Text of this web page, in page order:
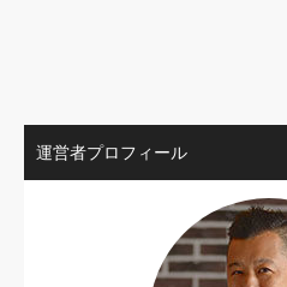
運営者プロフィール